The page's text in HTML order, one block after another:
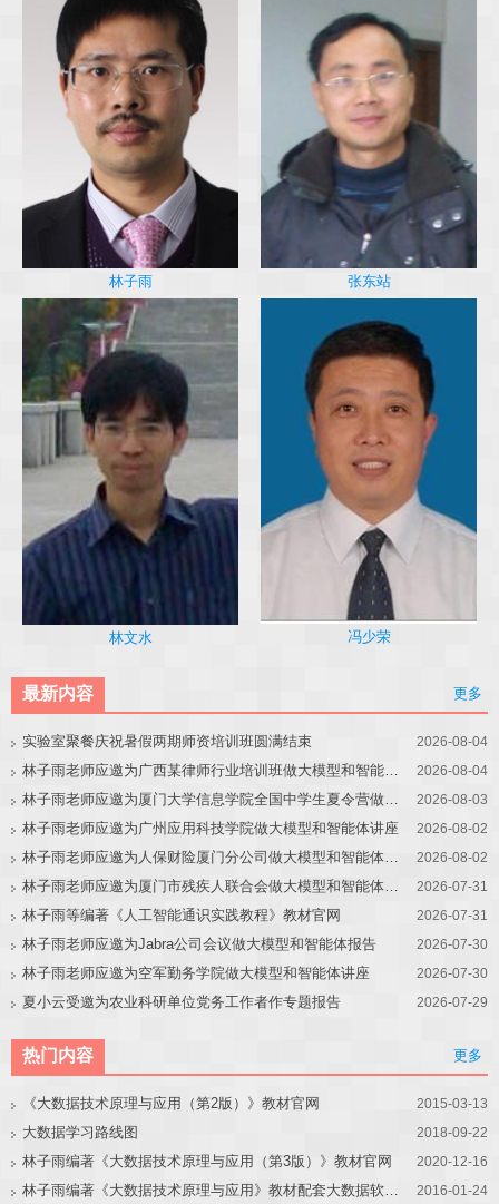
林子雨 张东站
林文水 冯少荣
最新内容 更多
实验室聚餐庆祝暑假两期师资培训班圆满结束 2026-08-04
2026-08-04
2026-08-03
林子雨老师应邀为广州应用科技学院做大模型和智能体讲座 2026-08-02
2026-08-02
2026-07-31
林子雨等编著《人工智能通识实践教程》教材官网 2026-07-31
林子雨老师应邀为Jabra公司会议做大模型和智能体报告 2026-07-30
林子雨老师应邀为空军勤务学院做大模型和智能体讲座 2026-07-30
夏小云受邀为农业科研单位党务工作者作专题报告 2026-07-29
热门内容 更多
《大数据技术原理与应用（第2版）》教材官网 2015-03-13
大数据学习路线图 2018-09-22
林子雨编著《大数据技术原理与应用（第3版）》教材官网 2020-12-16
2016-01-24